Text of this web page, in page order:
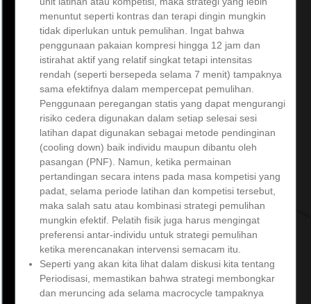
menuntut seperti kontras dan terapi dingin mungkin
tidak diperlukan untuk pemulihan. Ingat bahwa
penggunaan pakaian kompresi hingga 12 jam dan
istirahat aktif yang relatif singkat tetapi intensitas
rendah (seperti bersepeda selama 7 menit) tampaknya
sama efektifnya dalam mempercepat pemulihan.
Penggunaan peregangan statis yang dapat mengurangi
risiko cedera digunakan dalam setiap selesai sesi
latihan dapat digunakan sebagai metode pendinginan
(cooling down) baik individu maupun dibantu oleh
pasangan (PNF). Namun, ketika permainan
pertandingan secara intens pada masa kompetisi yang
padat, selama periode latihan dan kompetisi tersebut,
maka salah satu atau kombinasi strategi pemulihan
mungkin efektif. Pelatih fisik juga harus mengingat
preferensi antar-individu untuk strategi pemulihan
ketika merencanakan intervensi semacam itu.
Seperti yang akan kita lihat dalam diskusi kita tentang
Periodisasi, memastikan bahwa strategi membongkar
dan meruncing ada selama macrocycle tampaknya